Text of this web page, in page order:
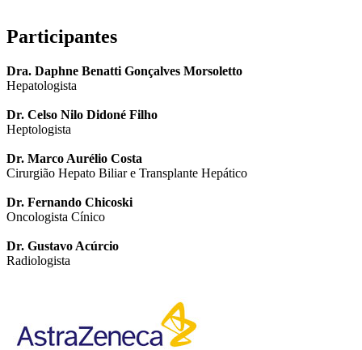
Participantes
Dra. Daphne Benatti Gonçalves Morsoletto
Hepatologista
Dr. Celso Nilo Didoné Filho
Heptologista
Dr. Marco Aurélio Costa
Cirurgião Hepato Biliar e Transplante Hepático
Dr. Fernando Chicoski
Oncologista Cínico
Dr. Gustavo Acúrcio
Radiologista